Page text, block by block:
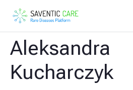
Aleksandra
Kucharczyk